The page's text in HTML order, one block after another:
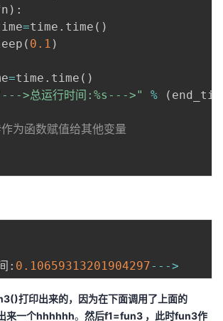
) :
=time . time ( )
( 0.1 )
=time . time ( )
>总运行时间:%s--->" % (
为函数赋值给其他变量
: 0.10659313201904297- - ->
打印出来的，因为在下面调用了上面的
来一个hhhhhh。 然后f1=fun3 ，此时fun3作